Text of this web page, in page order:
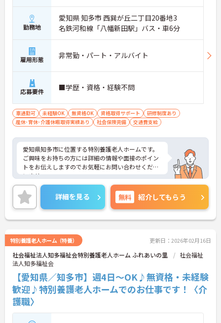
勤務地
愛知県 知多市 西巽が丘二丁目20番地3
名鉄河和線「八幡新田駅」バス・車6分
雇用形態 非常勤・パート・アルバイト
応募要件 ■学歴・資格・経験不問
車通勤可 未経験OK 無資格OK 資格取得サポート
研修制度あり
産休･育休･介護休暇取得実績あり
社会保険完備 交通費支給
愛知県知多市に位置する特別養護老人ホームです。
ご興味をお持ちの方には詳細の情報や面接のポイン
トをお伝えしますのでお気軽にお問い合わせくださ
いませ。
詳細を見る 無料 紹介してもらう
特別養護老人ホーム（特養） 更新日：2026年02月16日
社会福祉法人知多福祉会特別養護老人ホーム ふれあいの里
社会福祉
法人知多福祉会
【愛知県／知多市】週4日～OK♪無資格・未経験
歓迎♪特別養護老人ホームでのお仕事です！〈介
護職〉